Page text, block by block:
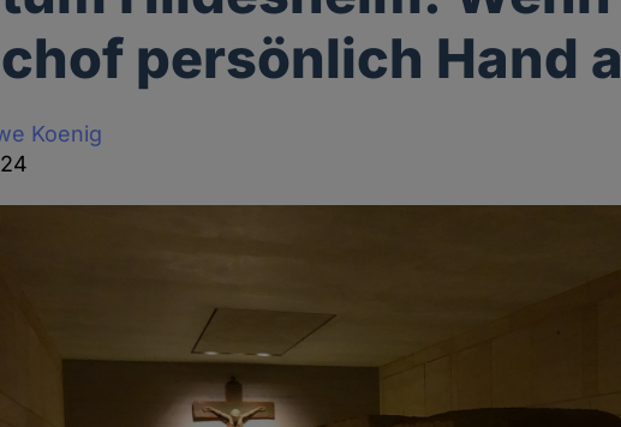
persönlich Hand
Koenig